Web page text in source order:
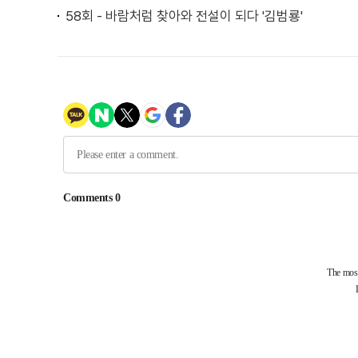
58회 - 바람처럼 찾아와 전설이 되다 '김범룡'